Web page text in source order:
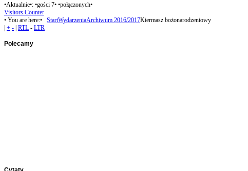
•Aktualnie•: •gości 7• •połączonych•
Visitors Counter
• You are here:• StartWydarzeniaArchiwum 2016/2017Kiermasz bożonarodzeniowy
| + - | RTL - LTR
Polecamy